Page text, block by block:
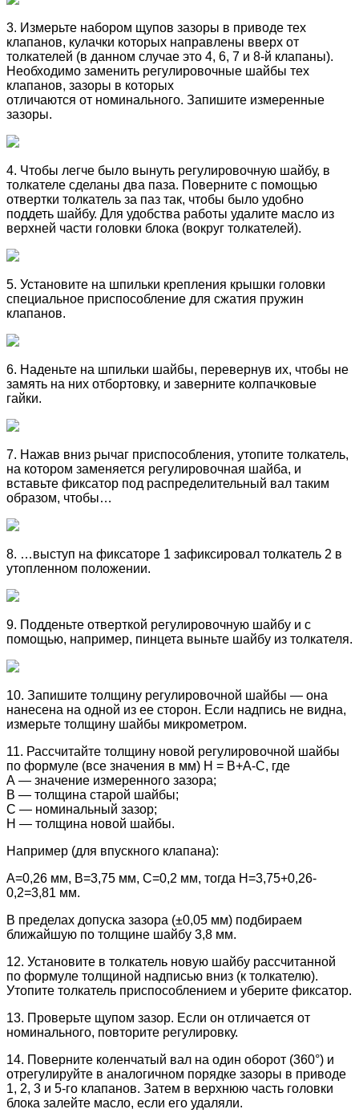
3. Измерьте набором щупов зазоры в приводе тех
клапанов, кулачки которых направлены вверх от
толкателей (в данном случае это 4, 6, 7 и 8-й клапаны).
Необходимо заменить регулировочные шайбы тех
клапанов, зазоры в которых
отличаются от номинального. Запишите измеренные
зазоры.
4. Чтобы легче было вынуть регулировочную шайбу, в
толкателе сделаны два паза. Поверните с помощью
отвертки толкатель за паз так, чтобы было удобно
поддеть шайбу. Для удобства работы удалите масло из
верхней части головки блока (вокруг толкателей).
5. Установите на шпильки крепления крышки головки
специальное приспособление для сжатия пружин
клапанов.
6. Наденьте на шпильки шайбы, перевернув их, чтобы не
замять на них отбортовку, и заверните колпачковые
гайки.
7. Нажав вниз рычаг приспособления, утопите толкатель,
на котором заменяется регулировочная шайба, и
вставьте фиксатор под распределительный вал таким
образом, чтобы…
8. …выступ на фиксаторе 1 зафиксировал толкатель 2 в
утопленном положении.
9. Подденьте отверткой регулировочную шайбу и с
помощью, например, пинцета выньте шайбу из толкателя.
10. Запишите толщину регулировочной шайбы — она
нанесена на одной из ее сторон. Если надпись не видна,
измерьте толщину шайбы микрометром.
11. Рассчитайте толщину новой регулировочной шайбы
по формуле (все значения в мм) Н = В+А-С, где
А — значение измеренного зазора;
В — толщина старой шайбы;
С — номинальный зазор;
Н — толщина новой шайбы.
Например (для впускного клапана):
А=0,26 мм, В=3,75 мм, С=0,2 мм, тогда Н=3,75+0,26-
0,2=3,81 мм.
В пределах допуска зазора (±0,05 мм) подбираем
ближайшую по толщине шайбу 3,8 мм.
12. Установите в толкатель новую шайбу рассчитанной
по формуле толщиной надписью вниз (к толкателю).
Утопите толкатель приспособлением и уберите фиксатор.
13. Проверьте щупом зазор. Если он отличается от
номинального, повторите регулировку.
14. Поверните коленчатый вал на один оборот (360°) и
отрегулируйте в аналогичном порядке зазоры в приводе
1, 2, 3 и 5-го клапанов. Затем в верхнюю часть головки
блока залейте масло, если его удаляли.